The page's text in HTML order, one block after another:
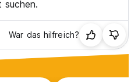
suchen.
War das hilfreich?